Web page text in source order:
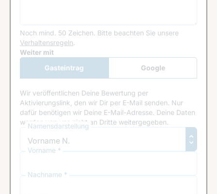
Noch mind. 50 Zeichen. Bitte beachten Sie unsere
Verhaltensregeln.
Google Recaptcha
Weiter mit
Gasteintrag
Google
Anmeldung
Wir veröffentlichen Deine Bewertung per
Aktivierungslink, den wir Dir per E-Mail senden. Nur
dafür benötigen wir Deine E-Mail-Adresse. Deine Daten
werden von uns nicht an Dritte weitergegeben.
Namensdarstellung
Vorname *
Nachname *